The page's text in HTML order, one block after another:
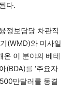
다.
정보담당 차관직
(WMD)와 미사일
온 이 분야의 베테
(BDA)를 ‘주요자
만달러를 동결